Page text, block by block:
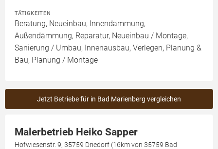
TÄTIGKEITEN
Beratung, Neueinbau, Innendämmung,
Außendämmung, Reparatur, Neueinbau / Montage,
Sanierung / Umbau, Innenausbau, Verlegen, Planung &
Bau, Planung / Montage
Jetzt Betriebe für in Bad Marienberg vergleichen
Malerbetrieb Heiko Sapper
Hofwiesenstr. 9, 35759 Driedorf (16km von 35759 Bad